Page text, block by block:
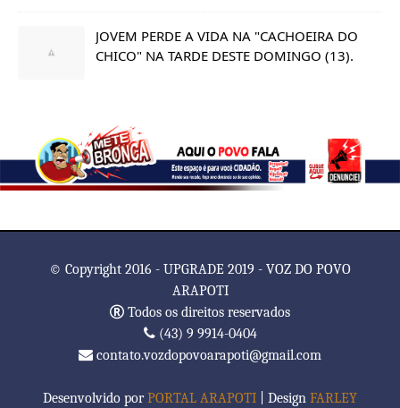
JOVEM PERDE A VIDA NA "CACHOEIRA DO
CHICO" NA TARDE DESTE DOMINGO (13).
© Copyright 2016 - UPGRADE 2019 - VOZ DO POVO
ARAPOTI
Todos os direitos reservados
(43) 9 9914-0404
contato.vozdopovoarapoti@gmail.com
Desenvolvido porPORTAL ARAPOTI | Design FARLEY